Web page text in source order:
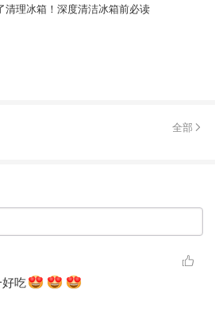
清理冰箱！深度清洁冰箱前必读
全部
吃